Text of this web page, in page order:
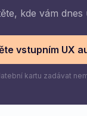
kde vám dnes
vstupním UX
kartu zadávat